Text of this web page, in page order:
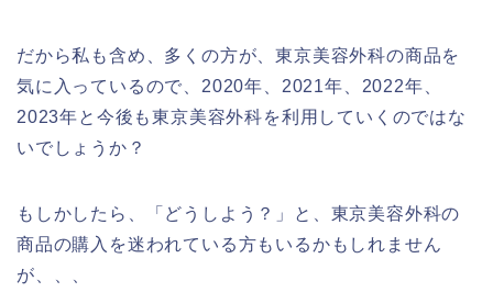
だから私も含め、多くの方が、東京美容外科の商品を
気に入っているので、2020年、2021年、2022年、
2023年と今後も東京美容外科を利用していくのではな
いでしょうか？
もしかしたら、「どうしよう？」と、東京美容外科の
商品の購入を迷われている方もいるかもしれません
が、、、